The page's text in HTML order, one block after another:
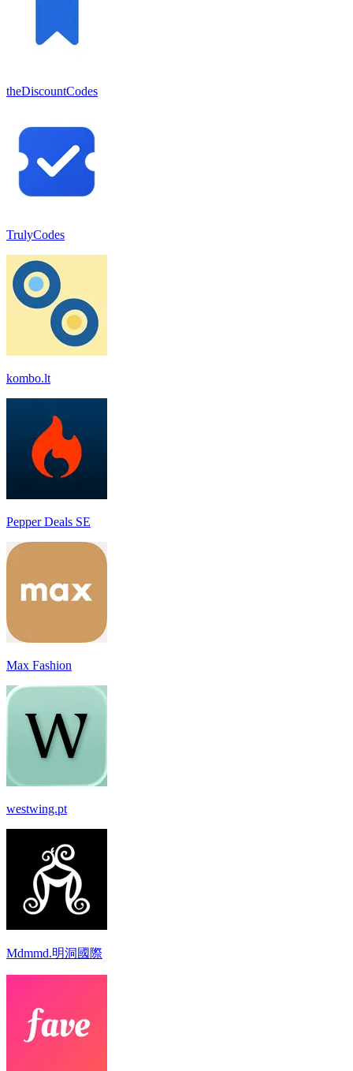
theDiscountCodes
TrulyCodes
kombo.lt
Pepper Deals SE
Max Fashion
westwing.pt
Mdmmd.明洞國際